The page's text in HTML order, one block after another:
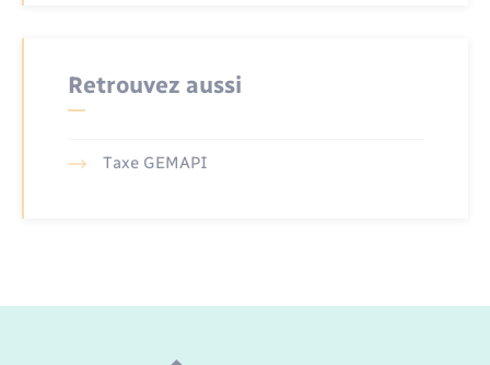
Retrouvez aussi
Taxe GEMAPI